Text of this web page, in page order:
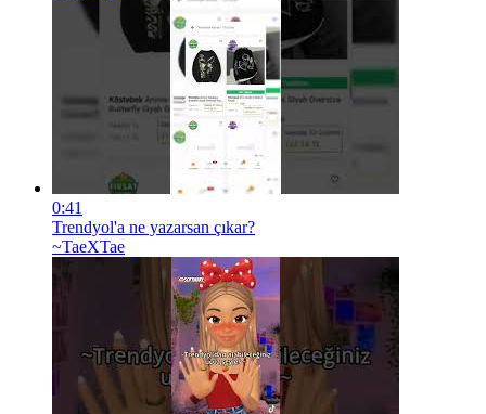
0:41
Trendyol'a ne yazarsan çıkar?
~TaeXTae